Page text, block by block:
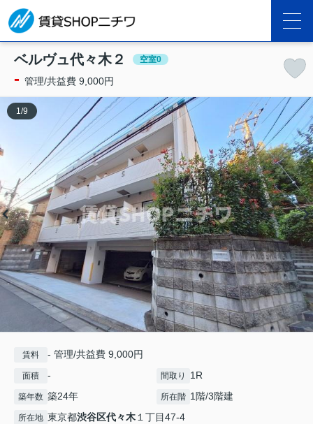
ベルヴュ代々木２ 空室0
- 管理/共益費 9,000円
1 /9
賃料 - 管理/共益費 9,000円
面積 - 間取り 1R
築年数 築24年 所在階 1階/3階建
所在地 東京都渋谷区代々木 １丁目47-4